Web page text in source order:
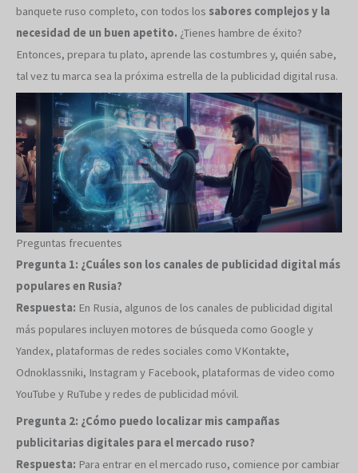
banquete ruso completo, con todos los sabores complejos y la
necesidad de un buen apetito. ¿Tienes hambre de éxito?
Entonces, prepara tu plato, aprende las costumbres y, quién sabe,
tal vez tu marca sea la próxima estrella de la publicidad digital rusa.
Preguntas frecuentes
Pregunta 1: ¿Cuáles son los canales de publicidad digital más
populares en Rusia?
Respuesta: En Rusia, algunos de los canales de publicidad digital
más populares incluyen motores de búsqueda como Google y
Yandex, plataformas de redes sociales como VKontakte,
Odnoklassniki, Instagram y Facebook, plataformas de video como
YouTube y RuTube y redes de publicidad móvil.
Pregunta 2: ¿Cómo puedo localizar mis campañas
publicitarias digitales para el mercado ruso?
Respuesta: Para entrar en el mercado ruso, comience por cambiar